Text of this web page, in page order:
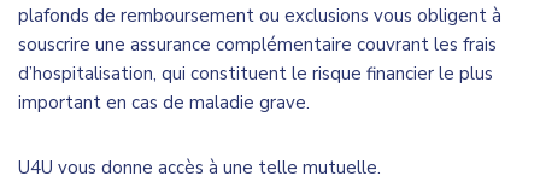
plafonds de remboursement ou exclusions vous obligent à
souscrire une assurance complémentaire couvrant les frais
d’hospitalisation, qui constituent le risque financier le plus
important en cas de maladie grave.
U4U vous donne accès à une telle mutuelle.